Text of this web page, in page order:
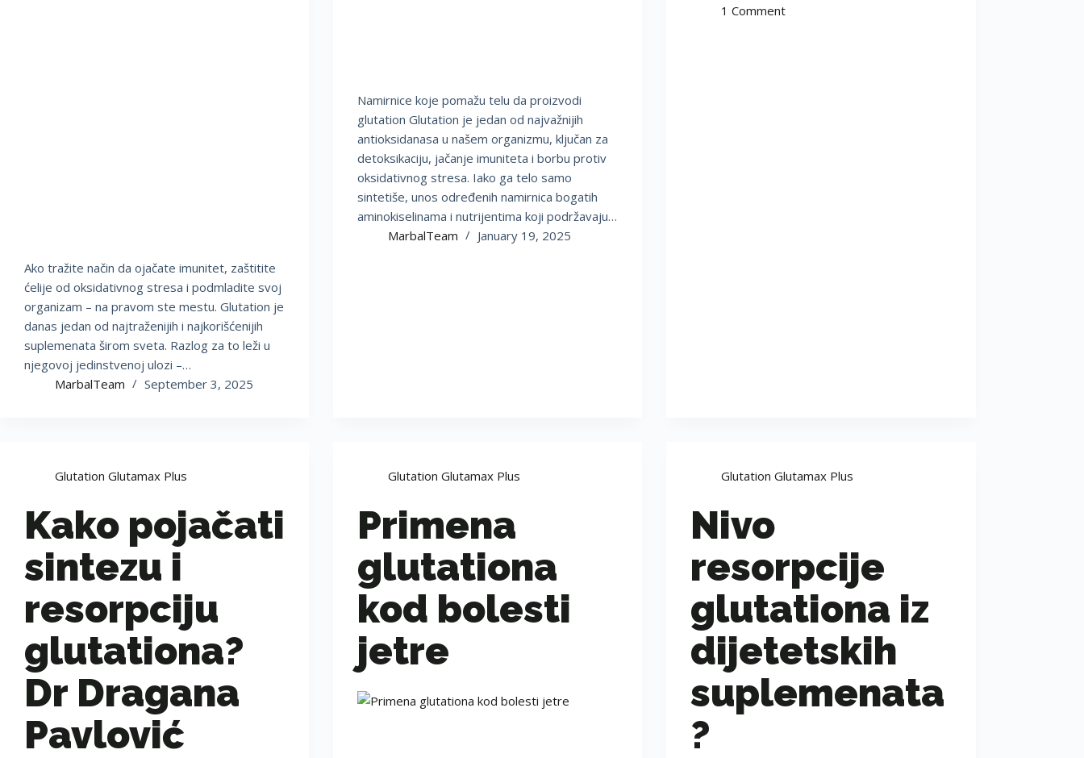
Ako tražite način da ojačate imunitet, zaštitite
ćelije od oksidativnog stresa i podmladite svoj
organizam – na pravom ste mestu. Glutation je
danas jedan od najtraženijih i najkorišćenijih
suplemenata širom sveta. Razlog za to leži u
njegovoj jedinstvenoj ulozi –…
MarbalTeam
September 3, 2025
Namirnice koje pomažu telu da proizvodi
glutation Glutation je jedan od najvažnijih
antioksidanasa u našem organizmu, ključan za
detoksikaciju, jačanje imuniteta i borbu protiv
oksidativnog stresa. Iako ga telo samo
sintetiše, unos određenih namirnica bogatih
aminokiselinama i nutrijentima koji podržavaju…
MarbalTeam
January 19, 2025
1 Comment
Glutation Glutamax Plus
Kako pojačati
sintezu i
resorpciju
glutationa?
Dr Dragana
Pavlović
Glutation Glutamax Plus
Primena
glutationa
kod bolesti
jetre
Glutation Glutamax Plus
Nivo
resorpcije
glutationa iz
dijetetskih
suplemenata
?